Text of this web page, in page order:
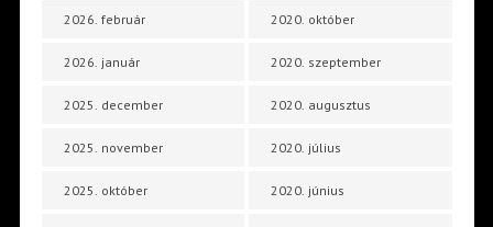
2026. február
2026. január
2025. december
2025. november
2025. október
2020. október
2020. szeptember
2020. augusztus
2020. július
2020. június